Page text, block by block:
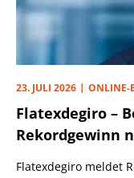
23. JULI 2026 ONLINE-
Flatexdegiro –
Rekordgewinn
Flatexdegiro meldet